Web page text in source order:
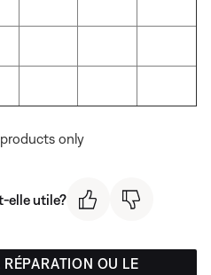
only
elle utile?
OU LE